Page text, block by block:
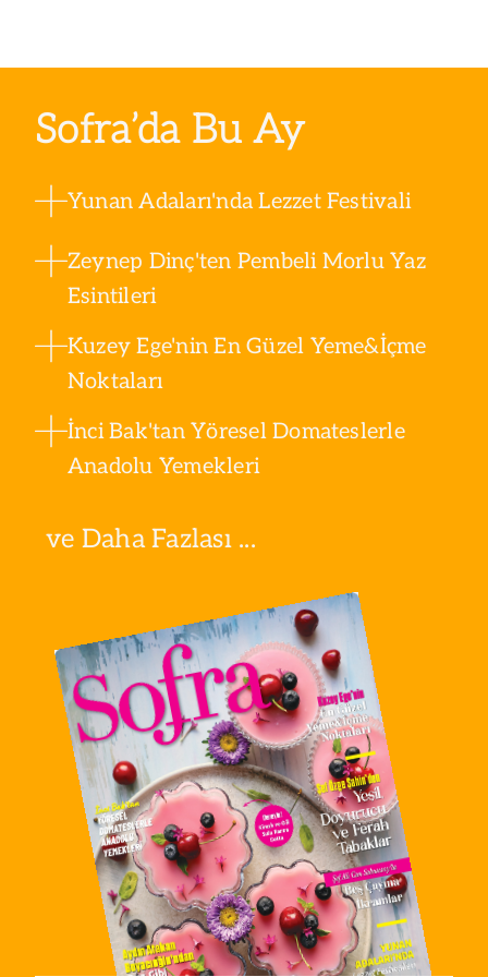
Sofra’da Bu Ay
Yunan Adaları'nda Lezzet Festivali
Zeynep Dinç'ten Pembeli Morlu Yaz
Esintileri
Kuzey Ege'nin En Güzel Yeme&İçme
Noktaları
İnci Bak'tan Yöresel Domateslerle
Anadolu Yemekleri
ve Daha Fazlası ...